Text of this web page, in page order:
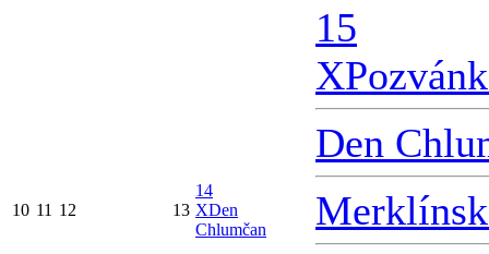
10 11 12 13
14
XDen
Chlumčan
15
X
Den